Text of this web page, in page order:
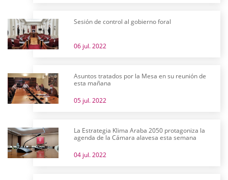
Sesión de control al gobierno foral
06 jul. 2022
Asuntos tratados por la Mesa en su reunión de
esta mañana
05 jul. 2022
La Estrategia Klima Araba 2050 protagoniza la
agenda de la Cámara alavesa esta semana
04 jul. 2022